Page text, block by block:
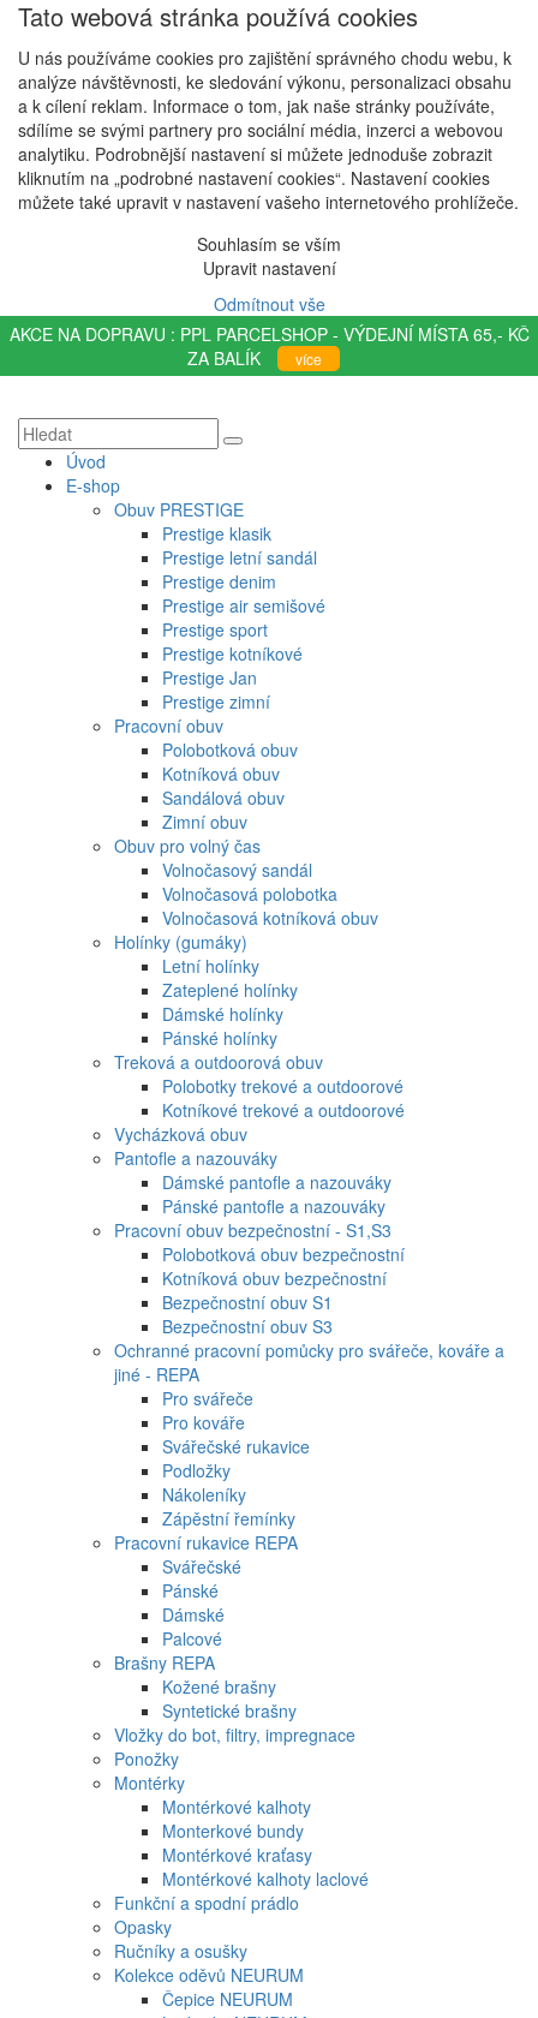
Tato webová stránka používá cookies
U nás používáme cookies pro zajištění správného chodu webu, k
analýze návštěvnosti, ke sledování výkonu, personalizaci obsahu
a k cílení reklam. Informace o tom, jak naše stránky používáte,
sdílíme se svými partnery pro sociální média, inzerci a webovou
analytiku. Podrobnější nastavení si můžete jednoduše zobrazit
kliknutím na „podrobné nastavení cookies“. Nastavení cookies
můžete také upravit v nastavení vašeho internetového prohlížeče.
Souhlasím se vším
Upravit nastavení
Odmítnout vše
AKCE NA DOPRAVU : PPL PARCELSHOP - VÝDEJNÍ MÍSTA 65,- KČ
ZA BALÍK
více
Úvod
E-shop
Obuv PRESTIGE
Prestige klasik
Prestige letní sandál
Prestige denim
Prestige air semišové
Prestige sport
Prestige kotníkové
Prestige Jan
Prestige zimní
Pracovní obuv
Polobotková obuv
Kotníková obuv
Sandálová obuv
Zimní obuv
Obuv pro volný čas
Volnočasový sandál
Volnočasová polobotka
Volnočasová kotníková obuv
Holínky (gumáky)
Letní holínky
Zateplené holínky
Dámské holínky
Pánské holínky
Treková a outdoorová obuv
Polobotky trekové a outdoorové
Kotníkové trekové a outdoorové
Vycházková obuv
Pantofle a nazouváky
Dámské pantofle a nazouváky
Pánské pantofle a nazouváky
Pracovní obuv bezpečnostní - S1,S3
Polobotková obuv bezpečnostní
Kotníková obuv bezpečnostní
Bezpečnostní obuv S1
Bezpečnostní obuv S3
Ochranné pracovní pomůcky pro svářeče, kováře a
jiné - REPA
Pro svářeče
Pro kováře
Svářečské rukavice
Podložky
Nákoleníky
Zápěstní řemínky
Pracovní rukavice REPA
Svářečské
Pánské
Dámské
Palcové
Brašny REPA
Kožené brašny
Syntetické brašny
Vložky do bot, filtry, impregnace
Ponožky
Montérky
Montérkové kalhoty
Monterkové bundy
Montérkové kraťasy
Montérkové kalhoty laclové
Funkční a spodní prádlo
Opasky
Ručníky a osušky
Kolekce oděvů NEURUM
Čepice NEURUM